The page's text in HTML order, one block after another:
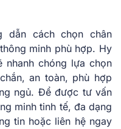
dẫn cách chọn chân
minh phù hợp. Hy
chóng lựa chọn
an toàn, phù hợp
ngủ. Để được tư vấn
minh tinh tế, đa dạng
tin hoặc liên hệ ngay